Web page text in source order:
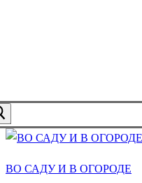
ВО САДУ И В ОГОРОДЕ